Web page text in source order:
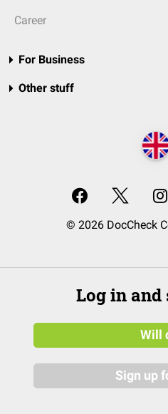
Career
For Business
Other stuff
© 2026 DocCheck
Log in and
Will
Sign up